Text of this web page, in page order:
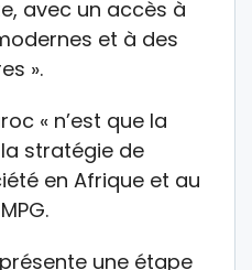
avec un accès à
et à des
».
« n’est que la
stratégie de
en Afrique et au
une étape